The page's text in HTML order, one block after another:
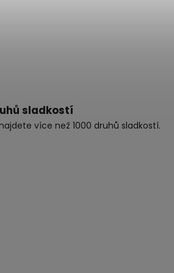
sladkostí
více než 1000 druhů sladkostí.